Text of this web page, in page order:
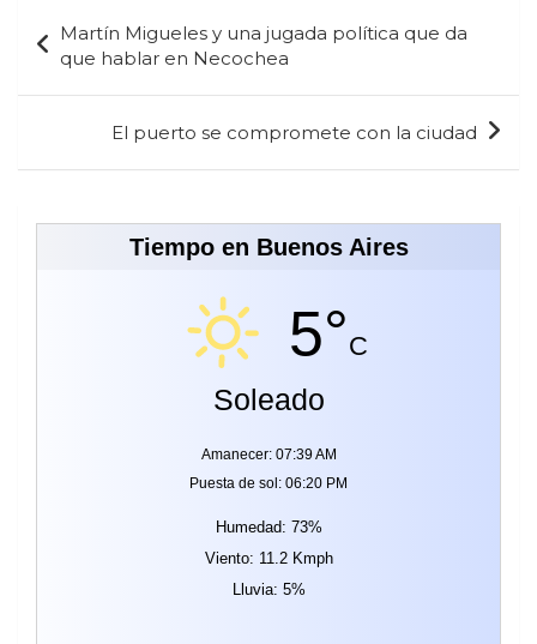
de
entradas
Martín Migueles y una jugada política que da
que hablar en Necochea
El puerto se compromete con la ciudad
Tiempo en Buenos Aires
5°C
Soleado
Amanecer: 07:39 AM
Puesta de sol: 06:20 PM
Humedad: 73%
Viento: 11.2 Kmph
Lluvia: 5%